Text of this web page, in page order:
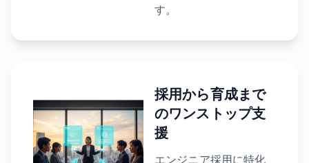
す。
採用から育成まで
のワンストップ支
援
エンジニア採用に特化